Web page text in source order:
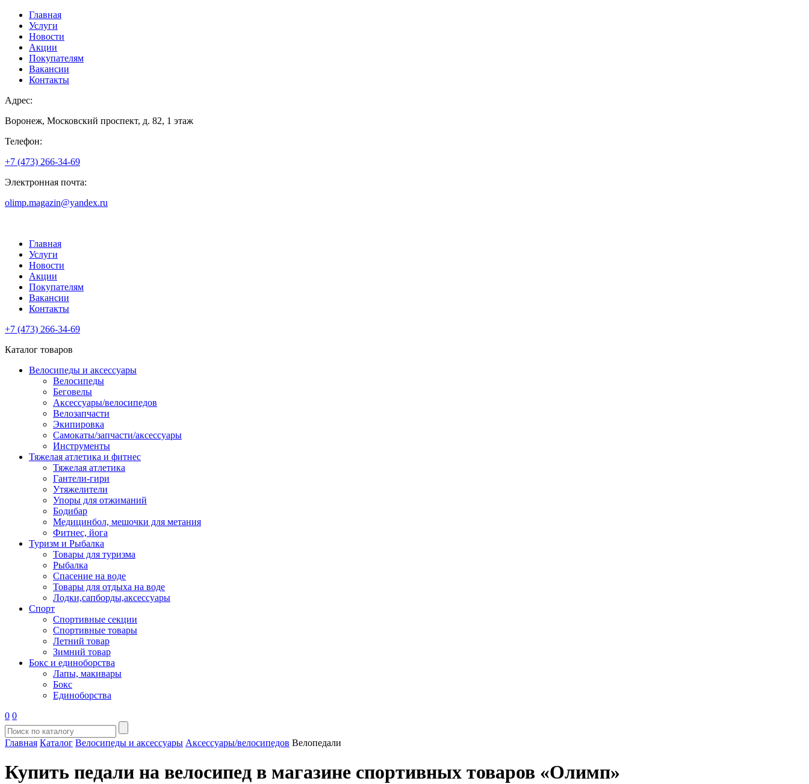
Главная
Услуги
Новости
Акции
Покупателям
Вакансии
Контакты
Адрес:
Воронеж, Московский проспект, д. 82, 1 этаж
Телефон:
+7 (473) 266-34-69
Электронная почта:
olimp.magazin@yandex.ru
Главная
Услуги
Новости
Акции
Покупателям
Вакансии
Контакты
+7 (473) 266-34-69
Каталог товаров
Велосипеды и аксессуары
Велосипеды
Беговелы
Аксессуары/велосипедов
Велозапчасти
Экипировка
Самокаты/запчасти/аксессуары
Инструменты
Тяжелая атлетика и фитнес
Тяжелая атлетика
Гантели-гири
Утяжелители
Упоры для отжиманий
Бодибар
Медицинбол, мешочки для метания
Фитнес, йога
Туризм и Рыбалка
Товары для туризма
Рыбалка
Спасение на воде
Товары для отдыха на воде
Лодки,сапборды,аксессуары
Спорт
Спортивные секции
Спортивные товары
Летний товар
Зимний товар
Бокс и единоборства
Лапы, макивары
Бокс
Единоборства
0 0
Главная Каталог Велосипеды и аксессуары Аксессуары/велосипедов Велопедали
Купить педали на велосипед в магазине спортивных товаров «Олимп»